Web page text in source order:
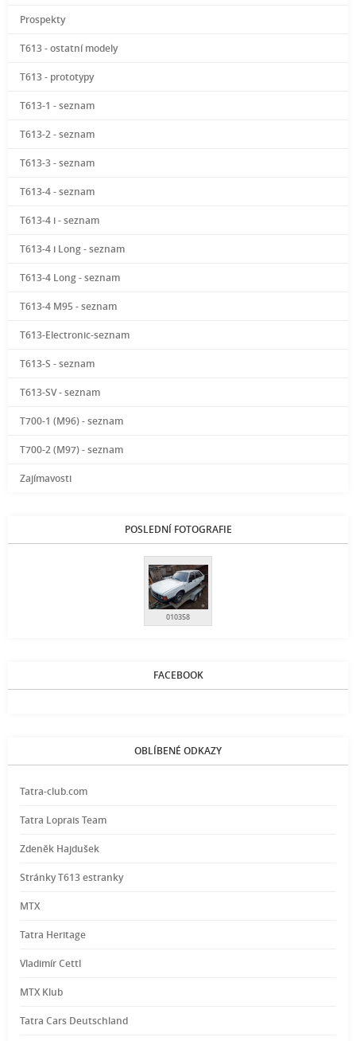
Prospekty
T613 - ostatní modely
T613 - prototypy
T613-1 - seznam
T613-2 - seznam
T613-3 - seznam
T613-4 - seznam
T613-4 i - seznam
T613-4 i Long - seznam
T613-4 Long - seznam
T613-4 M95 - seznam
T613-Electronic-seznam
T613-S - seznam
T613-SV - seznam
T700-1 (M96) - seznam
T700-2 (M97) - seznam
Zajímavosti
POSLEDNÍ FOTOGRAFIE
010358
FACEBOOK
OBLÍBENÉ ODKAZY
Tatra-club.com
Tatra Loprais Team
Zdeněk Hajdušek
Stránky T613 estranky
MTX
Tatra Heritage
Vladimír Cettl
MTX Klub
Tatra Cars Deutschland